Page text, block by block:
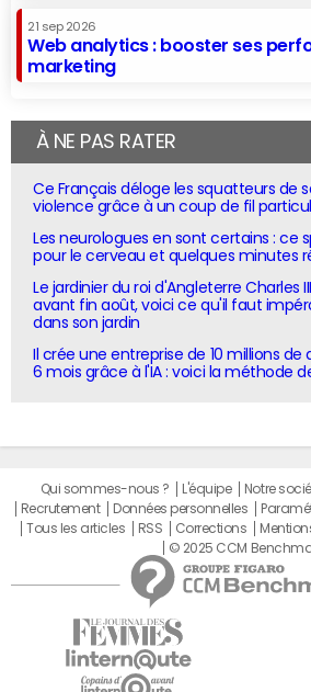
21 sep 2026
Web analytics : booster ses
marketing
À NE PAS RATER
Ce Français déloge les squatteurs de
violence grâce à un coup de fil
Les neurologues en sont certains : ce
pour le cerveau et quelques minutes
Le jardinier du roi d'Angleterre Charles
avant fin août, voici ce qu'il faut
dans son jardin
Il crée une entreprise de 10 millions
6 mois grâce à l'IA : voici la méthode
Qui sommes-nous ? L'équipe Notre
Recrutement
Données personnelles
Tous les articles
RSS Corrections
© 2025 CCM